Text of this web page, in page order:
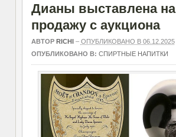
Дианы выставлена на
продажу с аукциона
АВТОР RICHI– ОПУБЛИКОВАНО В 06.12.2025
ОПУБЛИКОВАНО В: СПИРТНЫЕ НАПИТКИ